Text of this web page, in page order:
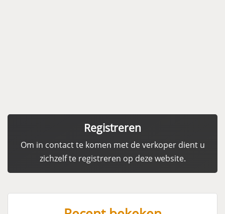
Registreren
Om in contact te komen met de verkoper dient u
zichzelf te registreren op deze website.